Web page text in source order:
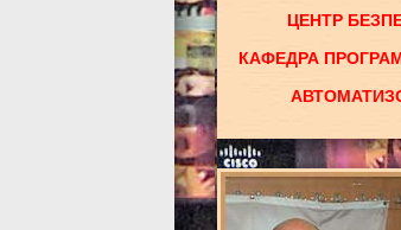
ЦЕНТР
КАФЕДРА